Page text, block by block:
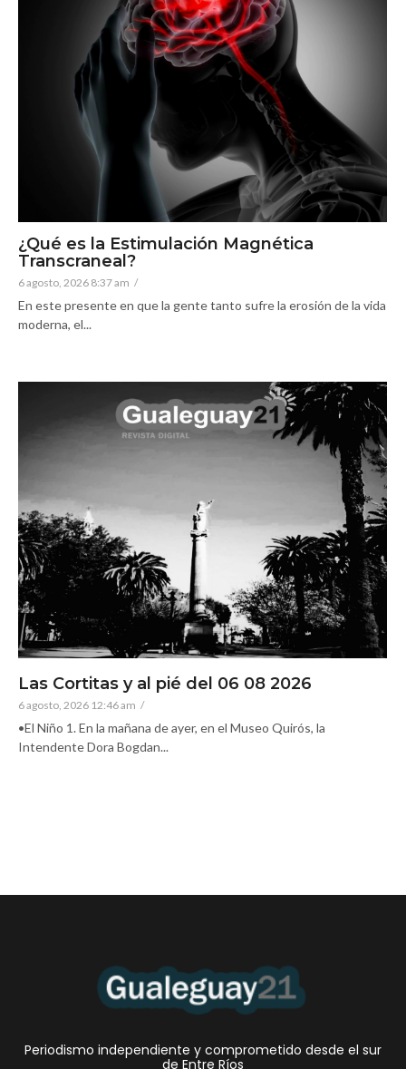
¿Qué es la Estimulación Magnética
Transcraneal?
6 agosto, 2026 8:37 am /
En este presente en que la gente tanto sufre la erosión de la vida
moderna, el...
Las Cortitas y al pié del 06 08 2026
6 agosto, 2026 12:46 am /
•El Niño 1. En la mañana de ayer, en el Museo Quirós, la
Intendente Dora Bogdan...
Periodismo independiente y comprometido desde el sur
de Entre Ríos